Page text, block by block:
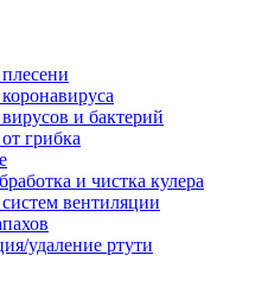
и бактерий
грибка
и чистка кулера
вентиляции
удаление ртути